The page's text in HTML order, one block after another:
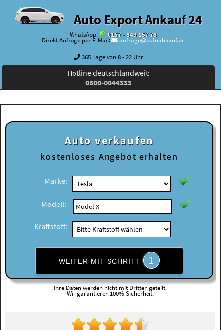
Auto Export Ankauf 24
WhatsApp:
0157 - 849 157 78
Direkt Anfrage per E-Mail:
anfrage@autoabkauf.de
365 Tage von 8 - 22 Uhr
Hotline deutschlandweit:
0800-0044333
Auto verkaufen
kostenloses Angebot erhalten
Marke:
Modell:
Kraftstoff:
WEITER MIT SCHRITT 1
Ihre Daten werden nicht mit Dritten geteilt.
Wir garantieren 100% Sicherheit.